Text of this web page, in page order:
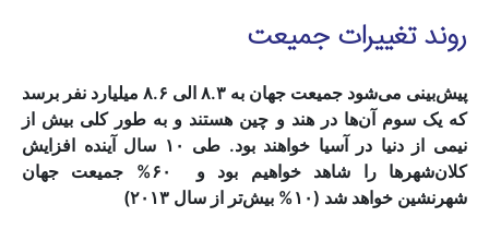
روند تغییرات جمیعت
پیش‌بینی می‌شود جمیعت جهان به ۸.۳ الی ۸.۶ میلیارد نفر برسد
که یک سوم آن‌ها در هند و چین هستند و به طور کلی بیش از
نیمی از دنیا در آسیا خواهند بود. طی ۱۰ سال آینده افزایش
کلان‌شهرها را شاهد خواهیم بود و ۶۰% جمیعت جهان
شهرنشین خواهد شد (۱۰% بیش‌تر از سال ۲۰۱۳)